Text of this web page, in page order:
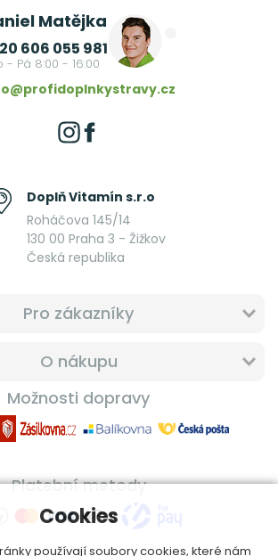
Matějka
606 055 981
- Pá 8:00 - 16:00
Doplň Vitamín s.r.o
Roháčova 145/14
130 00 Praha 3 - Žižkov
Česká republika
Pro zákazníky
O nákupu
Možnosti dopravy
Platební metody
Cookies
používají soubory cookies, které nám